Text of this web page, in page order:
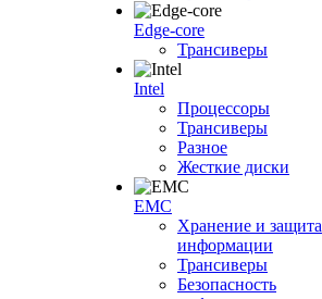
Edge-core
Трансиверы
Intel
Процессоры
Трансиверы
Разное
Жесткие диски
EMC
Хранение и защита
информации
Трансиверы
Безопасность